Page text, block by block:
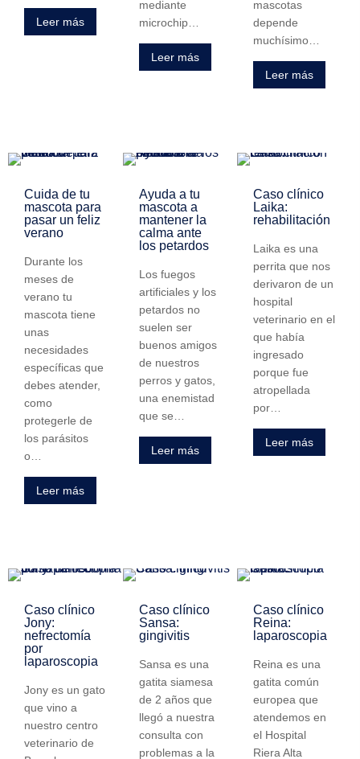
Leer más
mediante
microchip…
Leer más
mascotas
depende
muchísimo…
Leer más
Cuida de tu
mascota para
pasar un feliz
verano
Durante los
meses de
verano tu
mascota tiene
unas
necesidades
específicas que
debes atender,
como
protegerle de
los parásitos
o…
Leer más
Ayuda a tu
mascota a
mantener la
calma ante
los petardos
Los fuegos
artificiales y los
petardos no
suelen ser
buenos amigos
de nuestros
perros y gatos,
una enemistad
que se…
Leer más
Caso clínico
Laika:
rehabilitación
Laika es una
perrita que nos
derivaron de un
hospital
veterinario en el
que había
ingresado
porque fue
atropellada
por…
Leer más
Caso clínico
Jony:
nefrectomía
por
laparoscopia
Jony es un gato
que vino a
nuestro centro
veterinario de
Caso clínico
Sansa:
gingivitis
Sansa es una
gatita siamesa
de 2 años que
llegó a nuestra
consulta con
problemas a la
Caso clínico
Reina:
laparoscopia
Reina es una
gatita común
europea que
atendemos en
el Hospital
Riera Alta